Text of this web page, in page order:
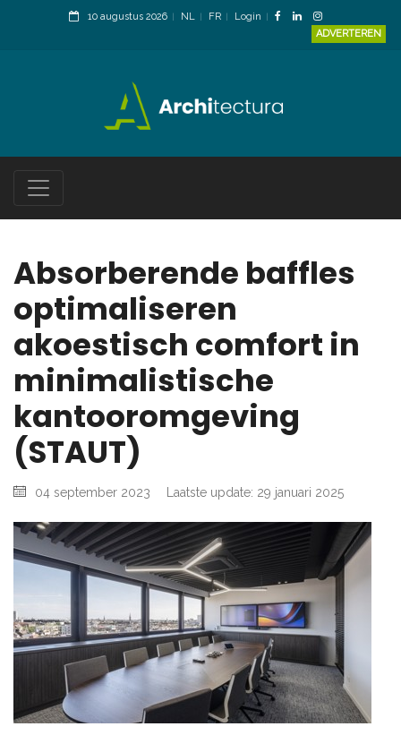
10 augustus 2026 NL FR
Login
ADVERTEREN
Absorberende baffles
optimaliseren
akoestisch comfort in
minimalistische
kantooromgeving
(STAUT)
04 september 2023 Laatste update: 29 januari 2025